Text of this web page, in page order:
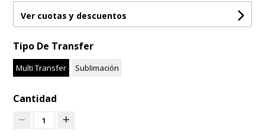
Ver cuotas y descuentos
Tipo De Transfer
Multi Transfer Sublimación
Cantidad
1